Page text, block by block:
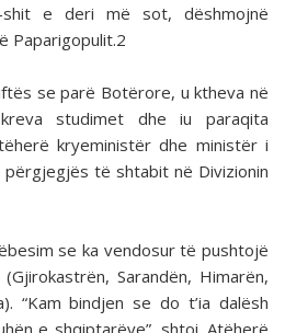
e deri më sot, dëshmojnë
Paparigopulit.2
se parë Botërore, u ktheva në
studimet dhe iu paraqita
kryeministër dhe ministër i
të shtabit në Divizionin
se ka vendosur të pushtojë
Sarandën, Himarën,
“Kam bindjen se do t’ia dalësh